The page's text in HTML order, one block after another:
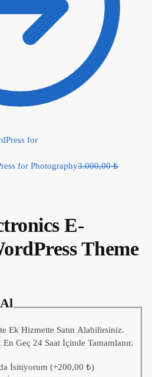
for Photography3.000,00₺
E-
Theme
Ek Hizmette Satın Alabilirsiniz.
Geç 24 Saat İçinde Tamamlanır.
İsitiyorum(+200,00₺)